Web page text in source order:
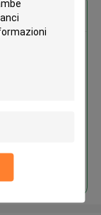
Y della
di acciaio di